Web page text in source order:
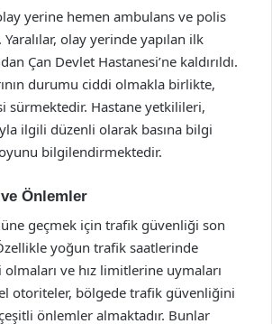
yerine hemen ambulans ve polis
olay yerinde yapılan ilk
Çan Devlet Hastanesi’ne kaldırıldı.
durumu ciddi olmakla birlikte,
sürmektedir. Hastane yetkilileri,
ilgili düzenli olarak basına bilgi
bilgilendirmektedir.
Önlemler
geçmek için trafik güvenliği son
yoğun trafik saatlerinde
ve hız limitlerine uymaları
otoriteler, bölgede trafik güvenliğini
önlemler almaktadır. Bunlar